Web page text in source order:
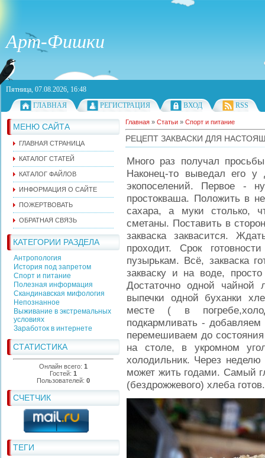
Арт-Фишки
Пятница, 07.08.2026, 16:48
ГЛАВНАЯ
РЕГИСТРАЦИЯ ВХОД RSS
МЕНЮ САЙТА
ГЛАВНАЯ СТРАНИЦА
КАТАЛОГ СТАТЕЙ
КАТАЛОГ ФАЙЛОВ
ИНФОРМАЦИЯ О САЙТЕ
ПОЖЕРТВОВАТЬ
ОБРАТНАЯ СВЯЗЬ
КАТЕГОРИИ РАЗДЕЛА
Антропология
История под запретом
Спорт и питание
Полезная информация
Скандинавская мифология
Непознанное
Выживание в экстремальных
условиях
Заработок в интернете
СТАТИСТИКА
Онлайн всего: 1
Гостей: 1
Пользователей: 0
СЧЕТЧИК
ТЕГИ
Главная » Статьи » Спорт и питание
РЕЦЕПТ ЗАКВАСКИ ДЛЯ
Много раз получал
Наконец-то выведал его
экопоселений. Первое -
простокваша. Положить в
сахара, а муки столько,
сметаны. Поставить в
закваска заквасится.
проходит. Срок
пузырькам. Всё, закваска
закваску и на воде,
Достаточно одной чайной
выпечки одной буханки
месте ( в
подкармливать -
перемешиваем до
на столе, в укромном
холодильник. Через
может жить годами. Самый
(бездрожжевого) хлеба